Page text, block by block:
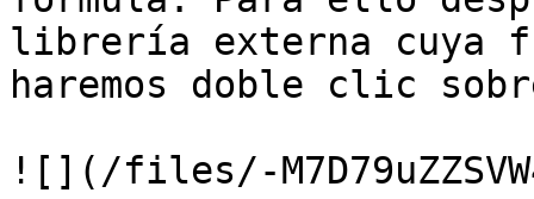
librería externa cuya
haremos doble clic
![](/files/-